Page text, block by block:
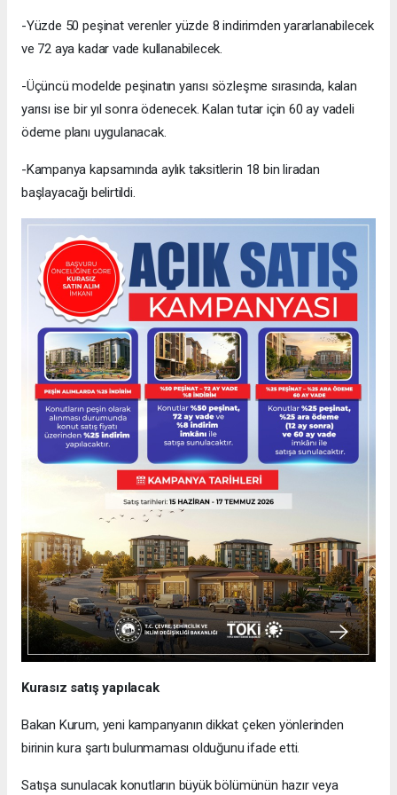
-Yüzde 50 peşinat verenler yüzde 8 indirimden yararlanabilecek
ve 72 aya kadar vade kullanabilecek.
-Üçüncü modelde peşinatın yarısı sözleşme sırasında, kalan
yarısı ise bir yıl sonra ödenecek. Kalan tutar için 60 ay vadeli
ödeme planı uygulanacak.
-Kampanya kapsamında aylık taksitlerin 18 bin liradan
başlayacağı belirtildi.
Kurasız satış yapılacak
Bakan Kurum, yeni kampanyanın dikkat çeken yönlerinden
birinin kura şartı bulunmaması olduğunu ifade etti.
Satışa sunulacak konutların büyük bölümünün hazır veya